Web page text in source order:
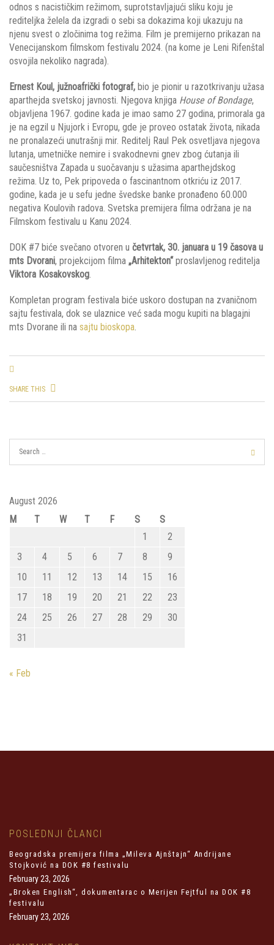
odnos s nacističkim režimom, suprotstavljajući sliku koju je
rediteljka želela da izgradi o sebi sa dokazima koji ukazuju na
njenu svest o zločinima tog režima. Film je premijerno prikazan na
Venecijanskom filmskom festivalu 2024. (na kome je Leni Rifenštal
osvojila nekoliko nagrada).
Ernest Koul, južnoafrički fotograf, bio je pionir u razotkrivanju užasa
aparthejda svetskoj javnosti. Njegova knjiga House of Bondage,
objavljena 1967. godine kada je imao samo 27 godina, primorala ga
je na egzil u Njujork i Evropu, gde je proveo ostatak života, nikada
ne pronalazeći unutrašnji mir. Reditelj Raul Pek osvetljava njegova
lutanja, umetničke nemire i svakodnevni gnev zbog ćutanja ili
saučesništva Zapada u suočavanju s užasima aparthejdskog
režima. Uz to, Pek pripoveda o fascinantnom otkriću iz 2017.
godine, kada je u sefu jedne švedske banke pronađeno 60.000
negativa Koulovih radova. Svetska premijera filma održana je na
Filmskom festivalu u Kanu 2024.
DOK #7 biće svečano otvoren u četvrtak, 30. januara u 19 časova u
mts Dvorani, projekcijom filma „Arhitekton“proslavljenog reditelja
Viktora Kosakovskog
Kompletan program festivala biće uskoro dostupan na zvaničnom
sajtu festivala, dok se ulaznice već sada mogu kupiti na blagajni
mts Dvorane ili na sajtu bioskopa
SHARE THIS
August 2026
M
T W T F S
S
1
2
3
4 5 6 7 8
9
10
11 12 13 14 15
16
17
18 19 20 21 22
23
24
25 26 27 28 29
30
31
« Feb
POSLEDNJI ČLANCI
Beogradska premijera filma „Mileva Ajnštajn“ Andrijane
Stojković na DOK #8 festivalu
February 23, 2026
„Broken English“, dokumentarac o Merijen Fejtful na DOK #8
festivalu
February 23, 2026